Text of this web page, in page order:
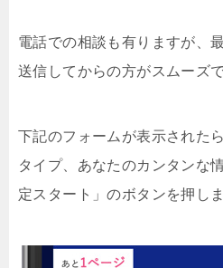
電話での相談も有りますが、
送信してからの方がスムーズで
下記のフォームが表示された
タイプ、あなたのカンタンな
定スタート」のボタンを押しま